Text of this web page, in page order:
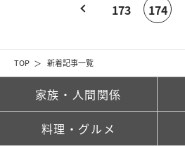
TOP 新着記事一覧
173 174
家族・人間関係
料理・グルメ